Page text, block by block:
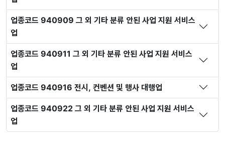
업종코드 940909 그 외 기타 분류 안된 사업 지원 서비스
업
업종코드 940911 그 외 기타 분류 안된 사업 지원 서비스
업
업종코드 940916 전시, 컨벤션 및 행사 대행업
업종코드 940922 그 외 기타 분류 안된 사업 지원 서비스
업